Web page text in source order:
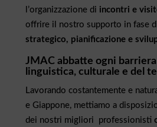
l’organizzazione di incontri e
offrire il nostro supporto in fase
strategico, pianificazione e
JMAC abbatte ogni
linguistica, culturale e del
Lavorando costantemente e
e Giappone, mettiamo a
dei nostri migliori professionisti